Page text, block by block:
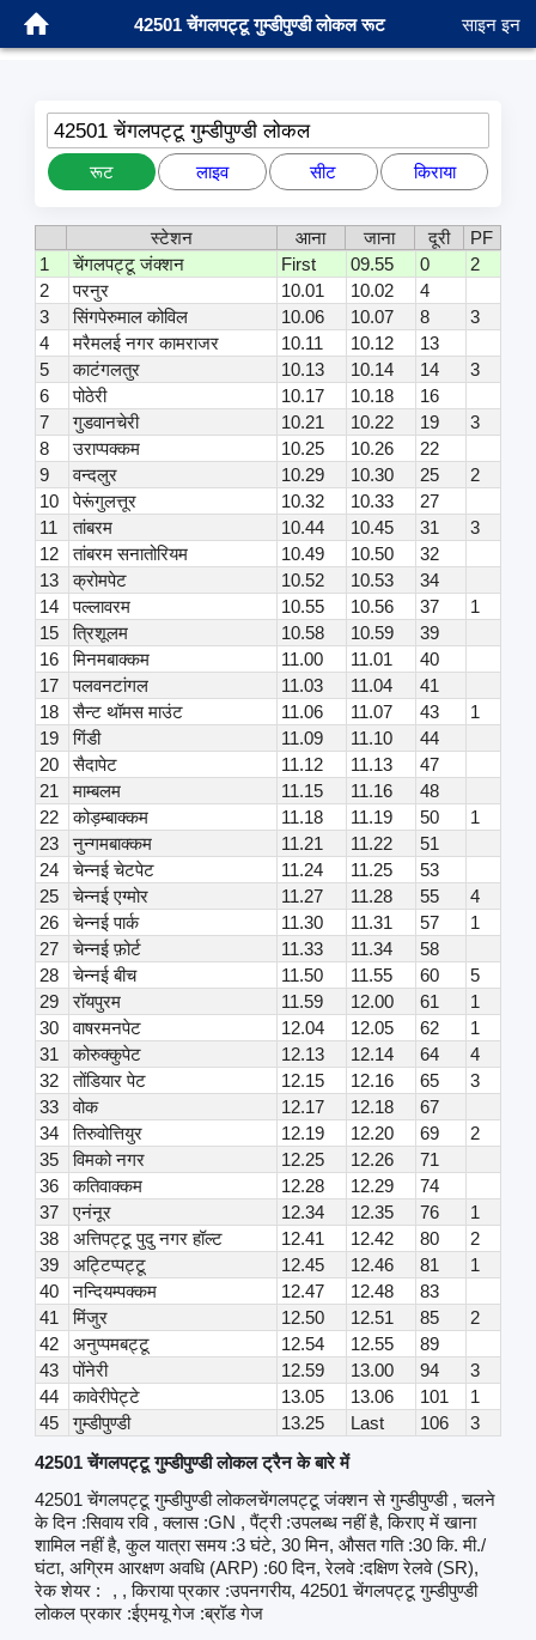
42501 चेंगलपट्टू गुम्डीपुण्डी लोकल रूट साइन इन
42501 चेंगलपट्टू गुम्डीपुण्डी लोकल
रूट लाइव सीट किराया
स्टेशन आना जाना दूरी
PF
1
चेंगलपट्टू जंक्शन First 09.55 0
2
2
परनुर 10.01 10.02
4
3
सिंगपेरुमाल कोविल 10.06 10.07 8
3
4
मरैमलई नगर कामराजर 10.11 10.12
13
5
काटंगलतुर 10.13 10.14 14
3
6
पोठेरी 10.17 10.18
16
7
गुडवानचेरी 10.21 10.22 19
3
8
उराप्पक्कम 10.25 10.26
22
9
वन्दलुर 10.29 10.30 25
2
10
पेरूंगुलत्तूर 10.32 10.33
27
11
तांबरम 10.44 10.45 31
3
12
तांबरम सनातोरियम 10.49 10.50
32
13
क्रोमपेट 10.52 10.53
34
14
पल्लावरम 10.55 10.56 37
1
15
त्रिशूलम 10.58 10.59
39
16
मिनमबाक्कम 11.00 11.01
40
17
पलवनटांगल 11.03 11.04
41
18
सैन्ट थॉमस माउंट 11.06 11.07 43
1
19
गिंडी 11.09 11.10
44
20
सैदापेट 11.12 11.13
47
21
माम्बलम 11.15 11.16
48
22
कोड़म्बाक्कम 11.18 11.19 50
1
23
नुन्गमबाक्कम 11.21 11.22
51
24
चेन्नई चेटपेट 11.24 11.25
53
25
चेन्नई एग्मोर 11.27 11.28 55
4
26
चेन्नई पार्क 11.30 11.31 57
1
27
चेन्नई फ़ोर्ट 11.33 11.34
58
28
चेन्नई बीच 11.50 11.55 60
5
29
रॉयपुरम 11.59 12.00 61
1
30
वाषरमनपेट 12.04 12.05 62
1
31
कोरुक्कुपेट 12.13 12.14 64
4
32
तोंडियार पेट 12.15 12.16 65
3
33
वोक 12.17 12.18
67
34
तिरुवोत्तियुर 12.19 12.20 69
2
35
विमको नगर 12.25 12.26
71
36
कतिवाक्कम 12.28 12.29
74
37
एनंनूर 12.34 12.35 76
1
38
अत्तिपट्टू पुदु नगर हॉल्ट 12.41 12.42 80
2
39
अट्टिप्पट्टू 12.45 12.46 81
1
40
नन्दियम्पक्कम 12.47 12.48
83
41
मिंजुर 12.50 12.51 85
2
42
अनुप्पमबट्टू 12.54 12.55
89
43
पोंनेरी 12.59 13.00 94
3
44
कावेरीपेट्टे 13.05 13.06 101
1
45
गुम्डीपुण्डी 13.25 Last 106
3
42501 चेंगलपट्टू गुम्डीपुण्डी लोकल ट्रैन के बारे में
42501 चेंगलपट्टू गुम्डीपुण्डी लोकलचेंगलपट्टू जंक्शन से गुम्डीपुण्डी , चलने
के दिन :सिवाय रवि , क्लास :GN , पैंट्री :उपलब्ध नहीं है, किराए में खाना
शामिल नहीं है, कुल यात्रा समय :3 घंटे, 30 मिन, औसत गति :30 कि. मी./
घंटा, अग्रिम आरक्षण अवधि (ARP) :60 दिन, रेलवे :दक्षिण रेलवे (SR),
रेक शेयर :
, , किराया प्रकार :उपनगरीय, 42501 चेंगलपट्टू गुम्डीपुण्डी
लोकल प्रकार :ईएमयू गेज :ब्रॉड गेज